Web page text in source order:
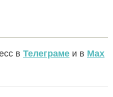
в Телеграме и в Max